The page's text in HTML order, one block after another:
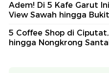
Adem! Di 5 Kafe Garut
View Sawah hingga Bukit
5 Coffee Shop di
hingga Nongkrong